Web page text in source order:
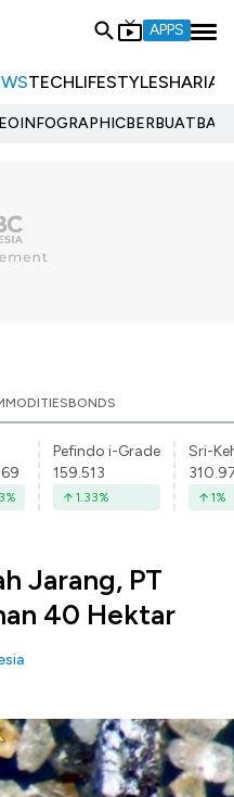
APPS
TECHLIFESTYLESHARIA
INFOGRAPHIC
BONDS
%
Pefindo i-Grade
159.513
1.33%
Sri-
1%
Jarang, PT
40 Hektar